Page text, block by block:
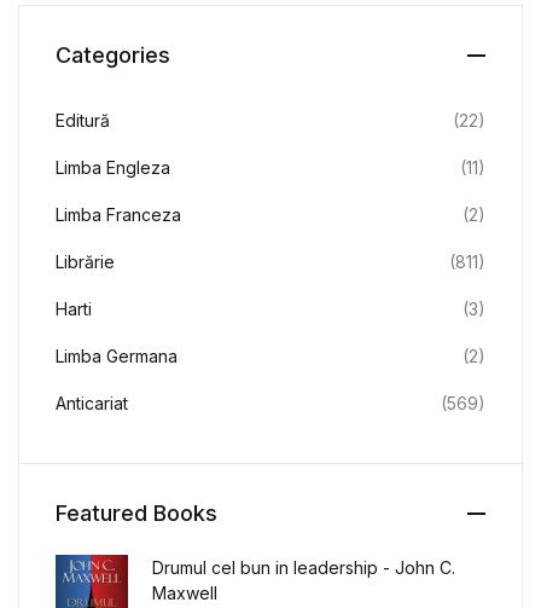
Categories
Editură (22)
Limba Engleza (11)
Limba Franceza (2)
Librărie (811)
Harti (3)
Limba Germana (2)
Anticariat (569)
Featured Books
Drumul cel bun in leadership - John C.
Maxwell